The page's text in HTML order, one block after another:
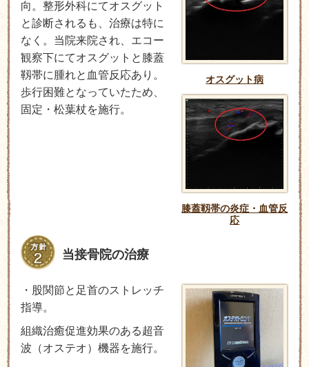
オスグット病
膝蓋靱帯の炎症・血管反
応
向。整形外科にてオスグット
と診断されるも、治療は特に
なく。当院来院され、エコー
観察下にてオスグットと膝蓋
靱帯に腫れと血管反応あり。
歩行困難となっていたため、
固定・松葉杖を施行。
当接骨院の治療
・股関節と足首のストレッチ
指導。
組織治癒促進効果のある超音
波（オステオ）機器を施行。